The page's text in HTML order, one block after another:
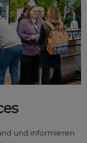
und informieren